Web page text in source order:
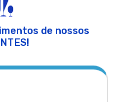
de nossos